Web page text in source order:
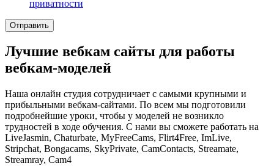
приватности
Отправить
Лучшие вебкам сайты для работы
вебкам-моделей
Наша онлайн студия сотрудничает с самыми крупными и
прибыльными вебкам-сайтами. По всем мы подготовили
подробнейшие уроки, чтобы у моделей не возникло
трудностей в ходе обучения. С нами вы сможете работать на
LiveJasmin, Chaturbate, MyFreeCams, Flirt4Free, ImLive,
Stripchat, Bongacams, SkyPrivate, CamContacts, Streamate,
Streamray, Cam4